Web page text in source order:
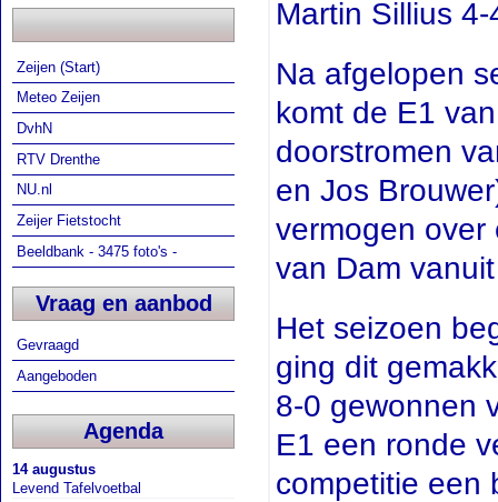
Zeijen (Start)
Meteo Zeijen
DvhN
RTV Drenthe
NU.nl
Zeijer Fietstocht
Beeldbank - 3475 foto's -
Vraag en aanbod
Gevraagd
Aangeboden
Agenda
14 augustus
Levend Tafelvoetbal
Martin Sillius 4-
Na afgelopen
komt de E1
doorstromen
en Jos
vermogen over
van Dam
Het seizoen
ging dit
8-0 gewonnen
E1 een ronde
competitie een